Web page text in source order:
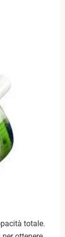
totale.